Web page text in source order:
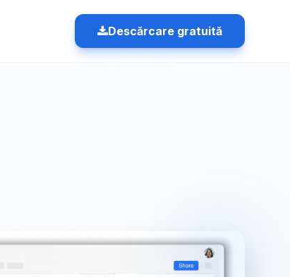
Descărcare gratuită